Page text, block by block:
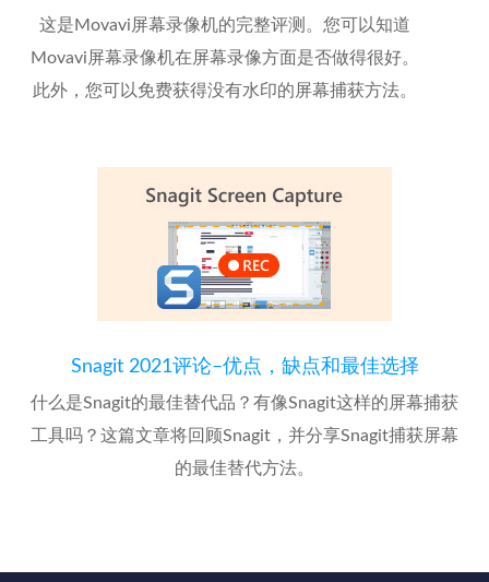
这是Movavi屏幕录像机的完整评测。您可以知道
Movavi屏幕录像机在屏幕录像方面是否做得很好。
此外，您可以免费获得没有水印的屏幕捕获方法。
Snagit 2021评论–优点，缺点和最佳选择
什么是Snagit的最佳替代品？有像Snagit这样的屏幕捕获
工具吗？这篇文章将回顾Snagit，并分享Snagit捕获屏幕
的最佳替代方法。